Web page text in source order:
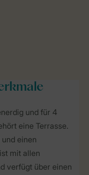
und für 4
eine Terrasse.
einen
mit allen
verfügt über einen